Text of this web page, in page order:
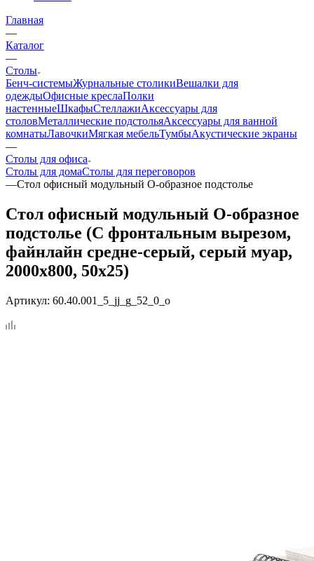
Главная
—
Каталог
—
Столы
Бенч-системыЖурнальные столикиВешалки для
одеждыОфисные креслаПолки
настенныеШкафыСтеллажиАксессуары для
столовМеталлические подстольяАксессуары для ванной
комнатыЛавочкиМягкая мебельТумбыАкустические экраны
—
Столы для офиса
Столы для домаСтолы для переговоров
—Стол офисный модульный О-образное подстолье
Стол офисный модульный О-образное
подстолье (С фронтальным вырезом,
файнлайн средне-серый, серый муар,
2000x800, 50x25)
Артикул: 60.40.001_5_jj_g_52_0_o